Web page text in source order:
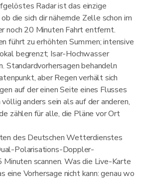
Radar ist das einzige
die sich dir nähernde Zelle schon im
noch 20 Minuten Fahrt entfernt.
führt zu erhöhten Summen; intensive
begrenzt; Isar-Hochwasser
Standardvorhersagen behandeln
aber Regen verhält sich
auf der einen Seite eines Flusses
anders sein als auf der anderen,
zählen für alle, die Pläne vor Ort
des Deutschen Wetterdienstes
Polarisations-Doppler-
scannen. Was die Live-Karte
eine Vorhersage nicht kann: genau wo